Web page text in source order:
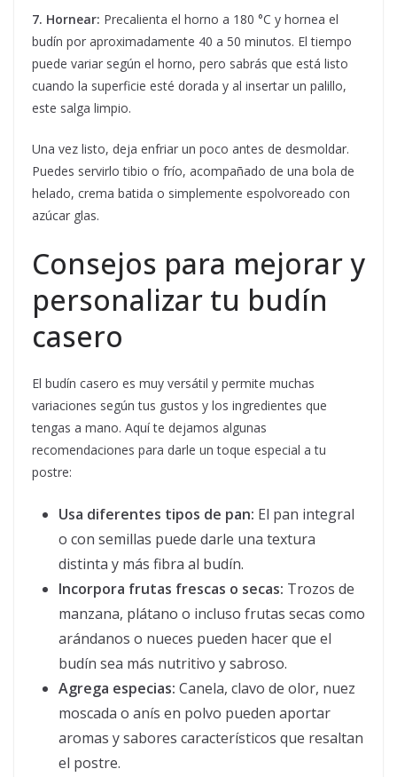
7. Hornear: Precalienta el horno a 180 °C y hornea el
budín por aproximadamente 40 a 50 minutos. El tiempo
puede variar según el horno, pero sabrás que está listo
cuando la superficie esté dorada y al insertar un palillo,
este salga limpio.
Una vez listo, deja enfriar un poco antes de desmoldar.
Puedes servirlo tibio o frío, acompañado de una bola de
helado, crema batida o simplemente espolvoreado con
azúcar glas.
Consejos para mejorar y
personalizar tu budín
casero
El budín casero es muy versátil y permite muchas
variaciones según tus gustos y los ingredientes que
tengas a mano. Aquí te dejamos algunas
recomendaciones para darle un toque especial a tu
postre:
Usa diferentes tipos de pan: El pan integral
o con semillas puede darle una textura
distinta y más fibra al budín.
Incorpora frutas frescas o secas: Trozos de
manzana, plátano o incluso frutas secas como
arándanos o nueces pueden hacer que el
budín sea más nutritivo y sabroso.
Agrega especias: Canela, clavo de olor, nuez
moscada o anís en polvo pueden aportar
aromas y sabores característicos que resaltan
el postre.